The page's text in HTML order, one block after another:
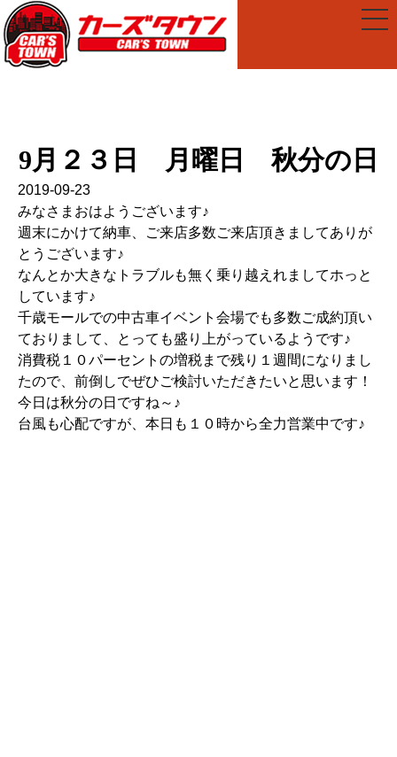
9月２３日 月曜日 秋分の日
2019-09-23
みなさまおはようございます♪
週末にかけて納車、ご来店多数ご来店頂きましてありが
とうございます♪
なんとか大きなトラブルも無く乗り越えれましてホっと
しています♪
千歳モールでの中古車イベント会場でも多数ご成約頂い
ておりまして、とっても盛り上がっているようです♪
消費税１０パーセントの増税まで残り１週間になりまし
たので、前倒しでぜひご検討いただきたいと思います！
今日は秋分の日ですね～♪
台風も心配ですが、本日も１０時から全力営業中です♪